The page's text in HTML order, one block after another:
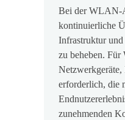
Bei der WLAN-
kontinuierliche
Infrastruktur
zu beheben.
erforderlich, die
zunehmenden